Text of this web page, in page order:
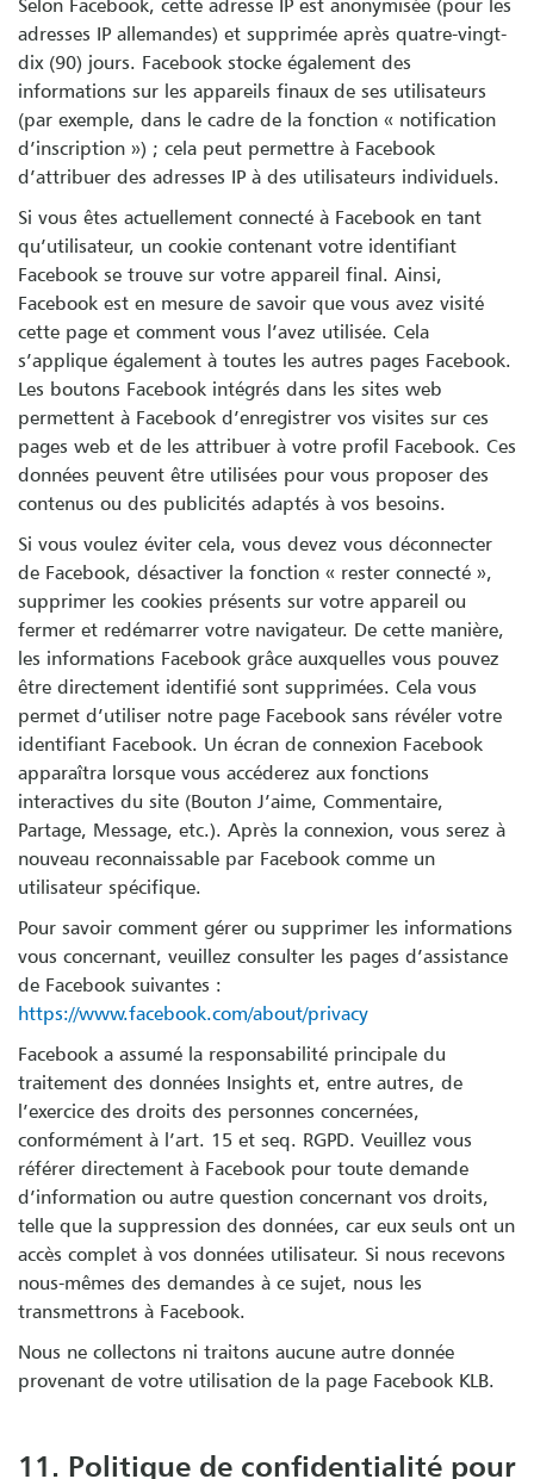
adresses IP allemandes) et supprimée après quatre-vingt-
dix (90) jours. Facebook stocke également des
informations sur les appareils finaux de ses utilisateurs
(par exemple, dans le cadre de la fonction « notification
d’inscription ») ; cela peut permettre à Facebook
d’attribuer des adresses IP à des utilisateurs individuels.
Si vous êtes actuellement connecté à Facebook en tant
qu’utilisateur, un cookie contenant votre identifiant
Facebook se trouve sur votre appareil final. Ainsi,
Facebook est en mesure de savoir que vous avez visité
cette page et comment vous l’avez utilisée. Cela
s’applique également à toutes les autres pages Facebook.
Les boutons Facebook intégrés dans les sites web
permettent à Facebook d’enregistrer vos visites sur ces
pages web et de les attribuer à votre profil Facebook. Ces
données peuvent être utilisées pour vous proposer des
contenus ou des publicités adaptés à vos besoins.
Si vous voulez éviter cela, vous devez vous déconnecter
de Facebook, désactiver la fonction « rester connecté »,
supprimer les cookies présents sur votre appareil ou
fermer et redémarrer votre navigateur. De cette manière,
les informations Facebook grâce auxquelles vous pouvez
être directement identifié sont supprimées. Cela vous
permet d’utiliser notre page Facebook sans révéler votre
identifiant Facebook. Un écran de connexion Facebook
apparaîtra lorsque vous accéderez aux fonctions
interactives du site (Bouton J’aime, Commentaire,
Partage, Message, etc.). Après la connexion, vous serez à
nouveau reconnaissable par Facebook comme un
utilisateur spécifique.
Pour savoir comment gérer ou supprimer les informations
vous concernant, veuillez consulter les pages d’assistance
de Facebook suivantes :
https://www.facebook.com/about/privacy
Facebook a assumé la responsabilité principale du
traitement des données Insights et, entre autres, de
l’exercice des droits des personnes concernées,
conformément à l’art. 15 et seq. RGPD. Veuillez vous
référer directement à Facebook pour toute demande
d’information ou autre question concernant vos droits,
telle que la suppression des données, car eux seuls ont un
accès complet à vos données utilisateur. Si nous recevons
nous-mêmes des demandes à ce sujet, nous les
transmettrons à Facebook.
Nous ne collectons ni traitons aucune autre donnée
provenant de votre utilisation de la page Facebook KLB.
11. Politique de confidentialité pour